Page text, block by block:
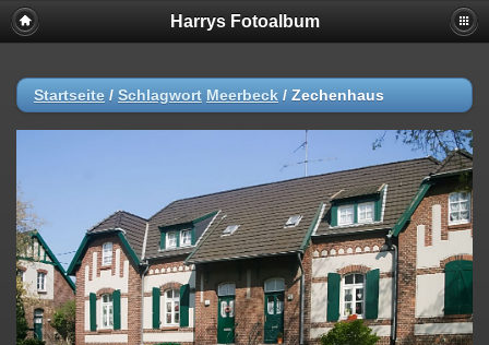
Harrys Fotoalbum
Startseite / Schlagwort Meerbeck / Zechenhaus